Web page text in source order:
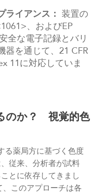
ライアンス： 装置の
、およびEP
全な電子記録とバリ
器を通じて、21 CFR
11に対応していま
のか？ 視覚的色
る薬局方に基づく色度
従来、分析者が試料
とに依存してきまし
このアプローチは各